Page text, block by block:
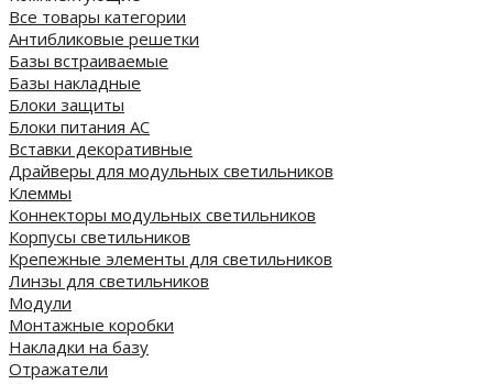
Все товары категории
Антибликовые решетки
Базы встраиваемые
Базы накладные
Блоки защиты
Блоки питания AC
Вставки декоративные
Драйверы для модульных светильников
Клеммы
Коннекторы модульных светильников
Корпусы светильников
Крепежные элементы для светильников
Линзы для светильников
Модули
Монтажные коробки
Накладки на базу
Отражатели